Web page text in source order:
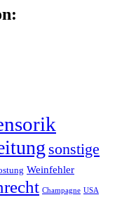
sonstige
Weinfehler
Champagne USA